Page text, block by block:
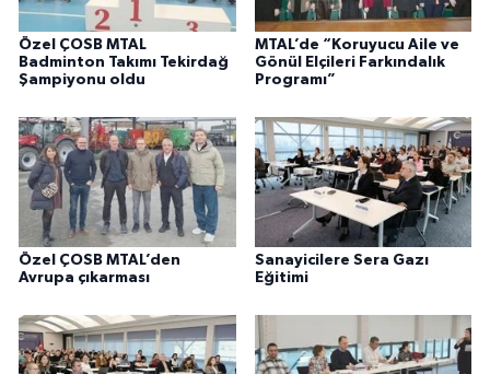
Özel ÇOSB MTAL
Badminton Takımı Tekirdağ
Şampiyonu oldu
MTAL’de “Koruyucu Aile ve
Gönül Elçileri Farkındalık
Programı”
Özel ÇOSB MTAL’den
Avrupa çıkarması
Sanayicilere Sera Gazı
Eğitimi